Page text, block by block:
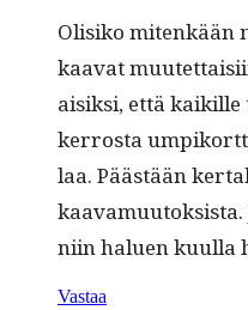
Olisiko mitenkään
kaa­vat
aisik­si, että
ker­rosta
laa. Päästään
kaava­muu­tok­sista.
niin halu­en kuul­la
Vastaa